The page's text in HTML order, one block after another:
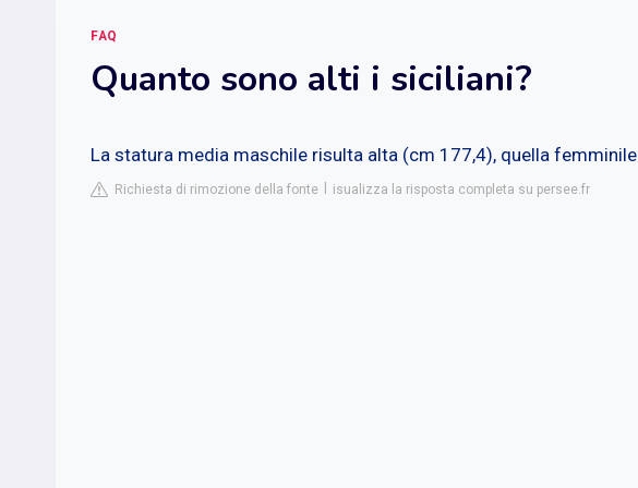
FAQ
Quanto sono alti i siciliani?
La statura media maschile risulta alta (cm 177,4), quella
Richiesta di rimozione della fonte isualizza la risposta completa su persee.fr